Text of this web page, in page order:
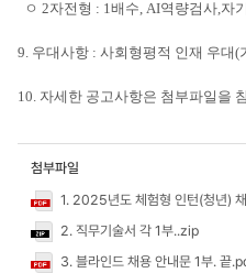
ㅇ 2자전형 : 1배수, AI역량검사,자
9. 우대사항 : 사회형평적 인재 우대(
10. 자세한 공고사항은 첨부파일을
첨부파일
1. 2025년도 체험형 인턴(청년)
2. 직무기술서 각 1부..zip
3. 블라인드 채용 안내문 1부. 끝